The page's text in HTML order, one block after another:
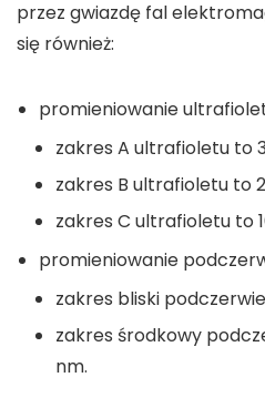
przez gwiazdę fal
się również:
promieniowanie
zakres A ultrafioletu to
zakres B ultrafioletu to
zakres C ultrafioletu to
promieniowanie
zakres bliski
zakres środkowy
nm.